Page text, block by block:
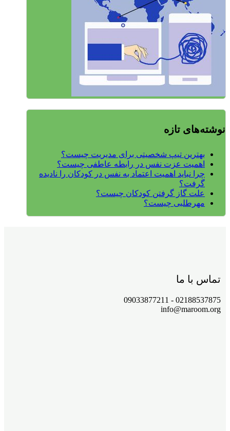
نوشته‌های تازه
بهترین تیپ شخصیتی برای مدیریت چیست؟
اهمیت عزت نفس در رابطه عاطفی چیست؟
چرا نباید اهمیت اعتماد به نفس در کودکان را نادیده
گرفت؟
علت گاز گرفتن کودکان چیست؟
مهرطلبی چیست؟
تماس با ما
02188537875 - 09033877211
info@maroom.org